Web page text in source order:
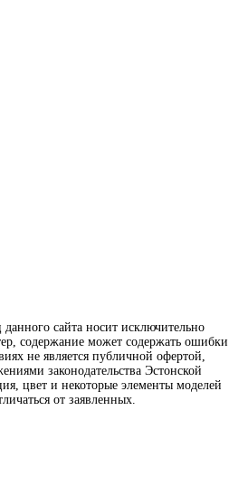
сайта носит исключительно
содержание может содержать ошибки
не является публичной офертой,
законодательства Эстонской
цвет и некоторые элементы моделей
от заявленных.